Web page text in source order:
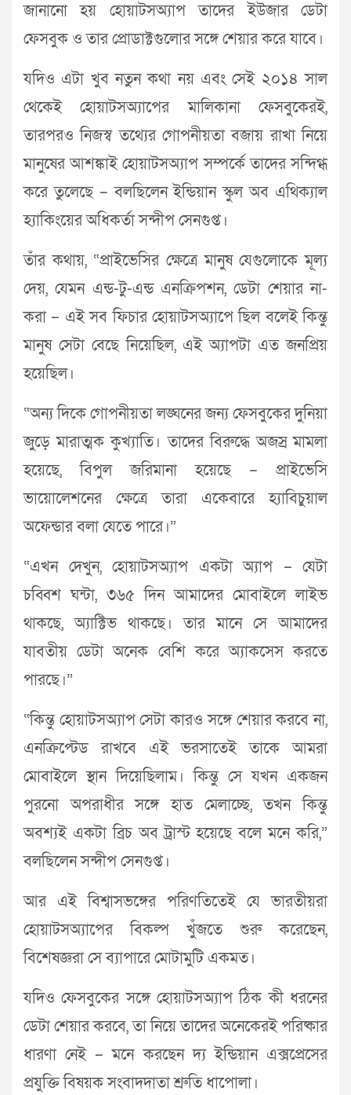
জানানো হয় হোয়াটসঅ্যাপ তাদের ইউজার ডেটা
ফেসবুক ও তার প্রোডাক্টগুলোর সঙ্গে শেয়ার করে যাবে।
যদিও এটা খুব নতুন কথা নয় এবং সেই ২০১৪ সাল
থেকেই হোয়াটসঅ্যাপের মালিকানা ফেসবুকেরই,
তারপরও নিজস্ব তথ্যের গোপনীয়তা বজায় রাখা নিয়ে
মানুষের আশঙ্কাই হোয়াটসঅ্যাপ সম্পর্কে তাদের সন্দিগ্ধ
করে তুলেছে – বলছিলেন ইন্ডিয়ান স্কুল অব এথিক্যাল
হ্যাকিংয়ের অধিকর্তা সন্দীপ সেনগুপ্ত।
তাঁর কথায়, “প্রাইভেসির ক্ষেত্রে মানুষ যেগুলোকে মূল্য
দেয়, যেমন এন্ড-টু-এন্ড এনক্রিপশন, ডেটা শেয়ার না-
করা – এই সব ফিচার হোয়াটসঅ্যাপে ছিল বলেই কিন্তু
মানুষ সেটা বেছে নিয়েছিল, এই অ্যাপটা এত জনপ্রিয়
হয়েছিল।
“অন্য দিকে গোপনীয়তা লঙ্ঘনের জন্য ফেসবুকের দুনিয়া
জুড়ে মারাত্মক কুখ্যাতি। তাদের বিরুদ্ধে অজস্র মামলা
হয়েছে, বিপুল জরিমানা হয়েছে – প্রাইভেসি
ভায়োলেশনের ক্ষেত্রে তারা একেবারে হ্যাবিচুয়াল
অফেন্ডার বলা যেতে পারে।”
“এখন দেখুন, হোয়াটসঅ্যাপ একটা অ্যাপ – যেটা
চব্বিশ ঘন্টা, ৩৬৫ দিন আমাদের মোবাইলে লাইভ
থাকছে, অ্যাক্টিভ থাকছে। তার মানে সে আমাদের
যাবতীয় ডেটা অনেক বেশি করে অ্যাকসেস করতে
পারছে।”
“কিন্তু হোয়াটসঅ্যাপ সেটা কারও সঙ্গে শেয়ার করবে না,
এনক্রিপ্টেড রাখবে এই ভরসাতেই তাকে আমরা
মোবাইলে স্থান দিয়েছিলাম। কিন্তু সে যখন একজন
পুরনো অপরাধীর সঙ্গে হাত মেলাচ্ছে, তখন কিন্তু
অবশ্যই একটা ব্রিচ অব ট্রাস্ট হয়েছে বলে মনে করি,”
বলছিলেন সন্দীপ সেনগুপ্ত।
আর এই বিশ্বাসভঙ্গের পরিণতিতেই যে ভারতীয়রা
হোয়াটসঅ্যাপের বিকল্প খুঁজতে শুরু করেছেন,
বিশেষজ্ঞরা সে ব্যাপারে মোটামুটি একমত।
যদিও ফেসবুকের সঙ্গে হোয়াটসঅ্যাপ ঠিক কী ধরনের
ডেটা শেয়ার করবে, তা নিয়ে তাদের অনেকেরই পরিষ্কার
ধারণা নেই – মনে করছেন দ্য ইন্ডিয়ান এক্সপ্রেসের
প্রযুক্তি বিষয়ক সংবাদদাতা শ্রুতি ধাপোলা।